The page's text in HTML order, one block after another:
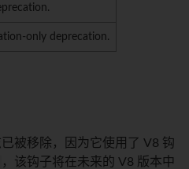
only deprecation.
被移除，因为它使用了 V8 钩
，该钩子将在未来的 V8 版本中